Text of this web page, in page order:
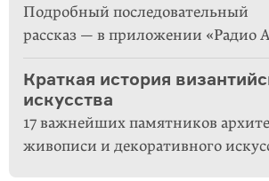
Подробный последовательный
рассказ — в приложении «Радио
Краткая история
искусства
17 важнейших памятников
живописи и декоративного